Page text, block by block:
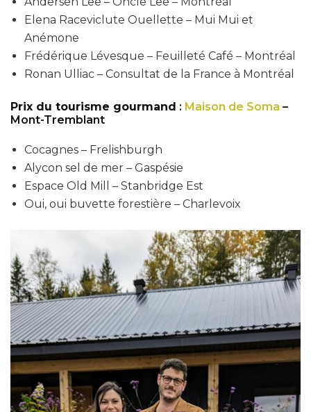
Elena Raceviclute Ouellette – Mui Mui et
Anémone
Frédérique Lévesque – Feuilleté Café – Montréal
Ronan Ulliac – Consultat de la France à Montréal
Prix du tourisme gourmand : Maison de Soma –
Mont-Tremblant
Cocagnes – Frelishburgh
Alycon sel de mer – Gaspésie
Espace Old Mill – Stanbridge Est
Oui, oui buvette forestière – Charlevoix